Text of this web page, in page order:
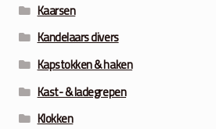
Kaarsen
Kandelaars divers
Kapstokken & haken
Kast- & ladegrepen
Klokken